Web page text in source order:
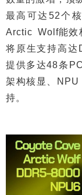
最高可达52个
Arctic Wolf能效
将原生支持高
提供多达48条
架构核显、
持。